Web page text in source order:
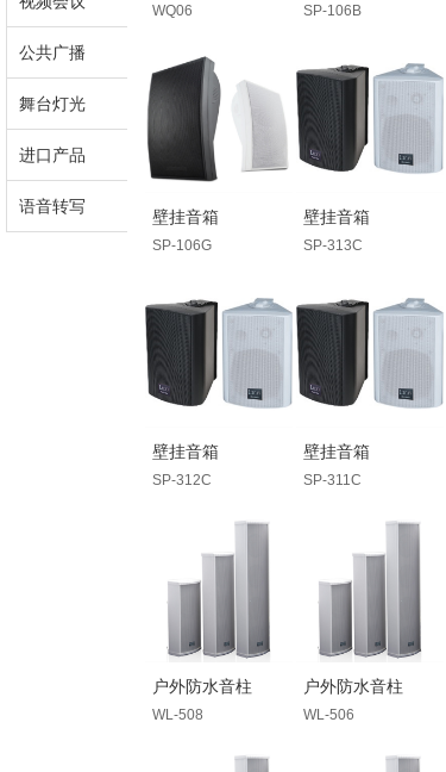
公共广播
舞台灯光
进口产品
语音转写
WQ06 SP-106B
壁挂音箱
SP-106G
壁挂音箱
SP-313C
壁挂音箱
SP-312C
壁挂音箱
SP-311C
户外防水音柱
WL-508
户外防水音柱
WL-506